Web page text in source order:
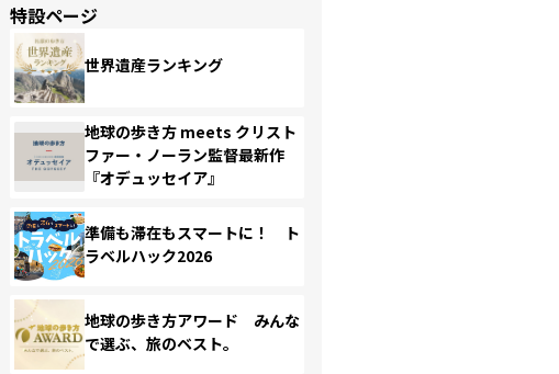
特設ページ
世界遺産ランキング
地球の歩き方 meets クリスト
ファー・ノーラン監督最新作
『オデュッセイア』
準備も滞在もスマートに！ ト
ラベルハック2026
地球の歩き方アワード みんな
で選ぶ、旅のベスト。